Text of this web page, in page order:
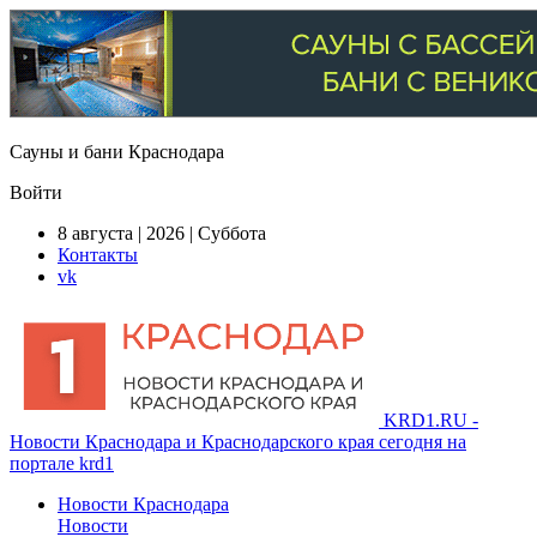
Сауны и бани Краснодара
Войти
8 августа | 2026 | Суббота
Контакты
vk
KRD1.RU -
Новости Краснодара и Краснодарского края сегодня на
портале krd1
Новости Краснодара
Новости